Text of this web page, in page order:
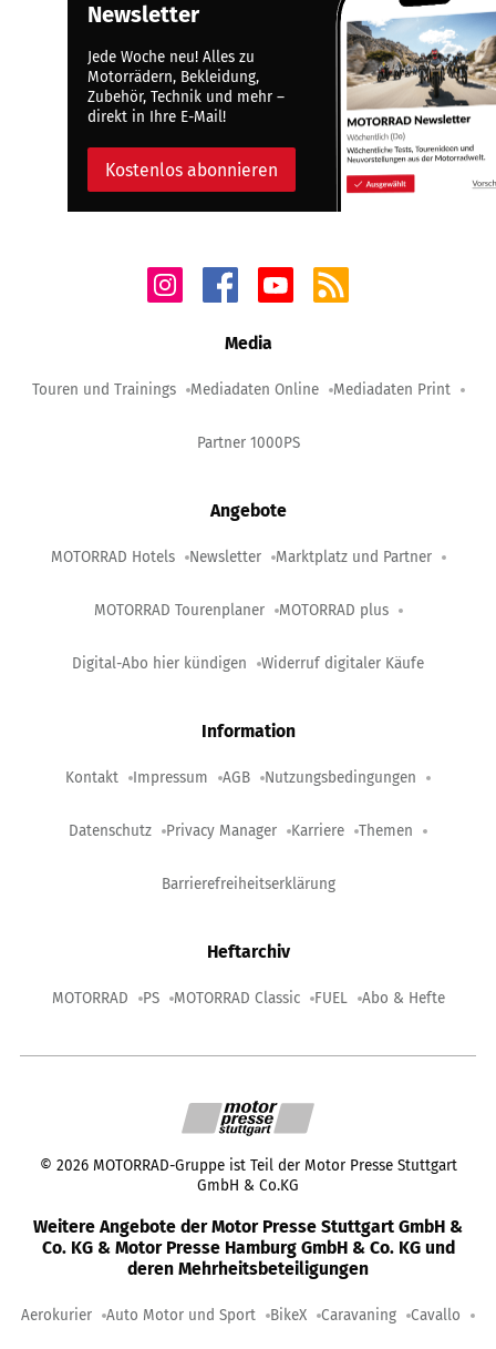
Newsletter
Jede Woche neu! Alles zu
Motorrädern, Bekleidung,
Zubehör, Technik und mehr –
direkt in Ihre E-Mail!
Kostenlos abonnieren
Media
Touren und Trainings Mediadaten Online Mediadaten Print
Partner 1000PS
Angebote
MOTORRAD Hotels Newsletter Marktplatz und Partner
MOTORRAD Tourenplaner MOTORRAD plus
Digital-Abo hier kündigen Widerruf digitaler Käufe
Information
Kontakt Impressum AGB Nutzungsbedingungen
Datenschutz Privacy Manager Karriere Themen
Barrierefreiheitserklärung
Heftarchiv
MOTORRAD PS MOTORRAD Classic FUEL Abo & Hefte
© 2026 MOTORRAD-Gruppe ist Teil der Motor Presse Stuttgart
GmbH & Co.KG
Weitere Angebote der Motor Presse Stuttgart GmbH &
Co. KG & Motor Presse Hamburg GmbH & Co. KG und
deren Mehrheitsbeteiligungen
Aerokurier Auto Motor und Sport BikeX Caravaning Cavallo